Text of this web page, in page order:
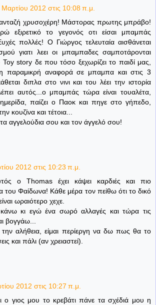
2012 στις 10:08 π.μ.
χρυσοχέρη! Μάστορας πρωτης μπράβο!
εξιρετικό το γεγονός οτι είσαι μπαμπάς
πολλές! Ο Γιώργος τελευταία αισθάνεται
γιατι λεει οι μπαμπαδες σαμποτάρονται
story δε που τόσο ξεχωρίζει το παιδί μας,
η παραμικρή αναφορά σε μπαμπα και στις 3
διπλα στο νινι και του λέει την ιστορία
αυτός...ο μπαμπάς τώρα είναι τουαλέτα,
παίζει ο Παοκ και πηγε στο γήπεδο,
κουζίνα και τέτοια...
αγγελούδια σου και τον άγγελό σου!
2012 στις 10:23 π.μ.
ο Thomas έχει κάψει καρδιές και πιο
του Φαίδωνα! Κάθε μέρα τον πείθω ότι το δικό
ωραιότερο χεχε.
κι εγώ ένα σωρό αλλαγές και τώρα τις
βογγάω...
αλήθεια, είμαι περίεργη να δω πως θα το
και πάλι (αν χρειαστεί).
2012 στις 10:27 π.μ.
ο γιος μου το κρεβάτι πάνε τα σχέδιά μου η